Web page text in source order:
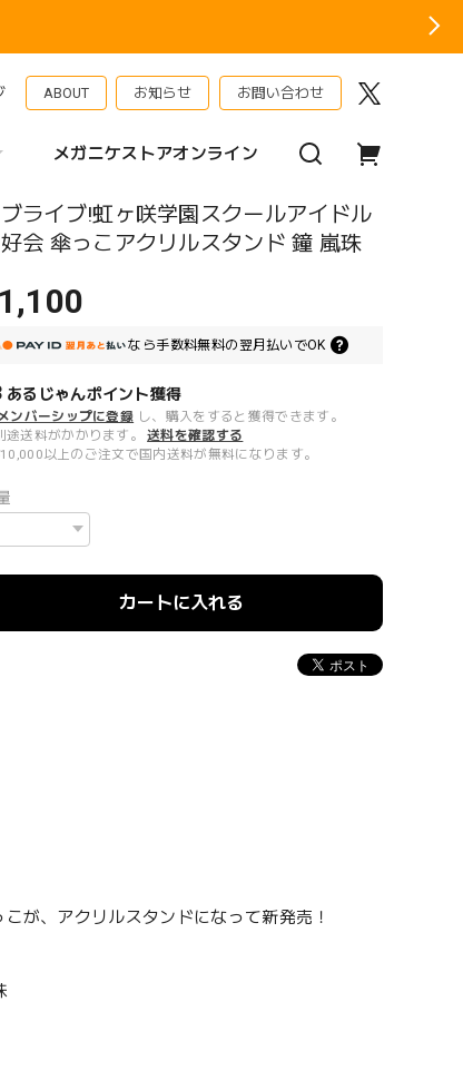
ABOUT お知らせ お問い合わせ
メガニケストアオンライン
ライブ!虹ヶ咲学園スクールアイドル
会 傘っこアクリルスタンド 鐘 嵐珠
なら手数料無料の 翌月払いでOK
あるじゃんポイント獲得
ンバーシップに登録 し、購入をすると獲得できます。
送料がかかります。
送料を確認する
以上のご注文で国内送料が無料になります。
カートに入れる
が、アクリルスタンドになって新発売！